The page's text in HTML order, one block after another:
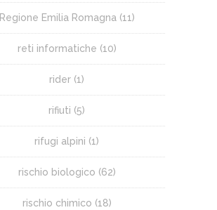
Regione Emilia Romagna(11)
reti informatiche (10)
rider (1)
rifiuti (5)
rifugi alpini (1)
rischio biologico (62)
rischio chimico (18)